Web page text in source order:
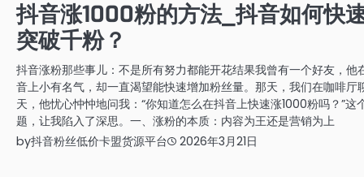
抖音涨1000粉的方法_抖音如何快
突破千粉？
抖音涨粉那些事儿：不是所有努力都能开花结果我曾有一个好友，他
音上小有名气，却一直渴望能快速增加粉丝量。那天，我们在咖啡厅
天，他忧心忡忡地问我：“你知道怎么在抖音上快速涨1000粉吗？”这
题，让我陷入了深思。一、涨粉的本质：内容为王还是营销为上
by抖音粉丝低价卡盟货源平台 2026年3月21日